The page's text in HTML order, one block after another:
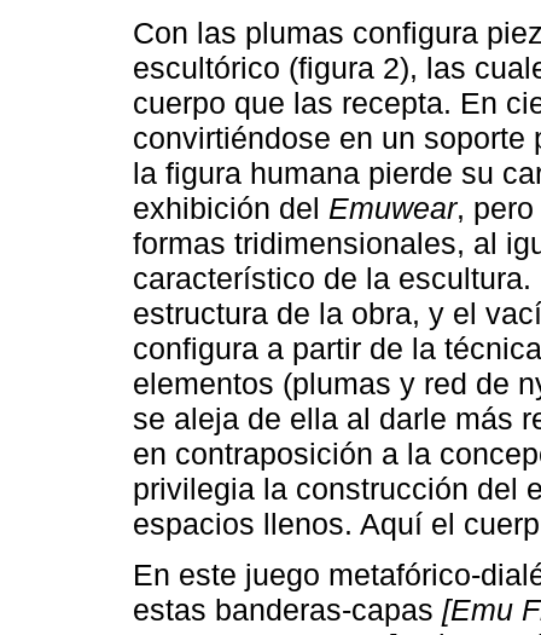
Con las plumas configura
escultórico (figura 2), las
cuerpo que las recepta. En
convirtiéndose en un
la figura humana pierde su
exhibición del Emuwear,
formas tridimensionales, al
característico de la
estructura de la obra, y el
configura a partir de la
elementos (plumas y red de
se aleja de ella al darle más
en contraposición a la
privilegia la construcción del
espacios llenos. Aquí el
En este juego metafórico-
estas banderas-capas [Emu